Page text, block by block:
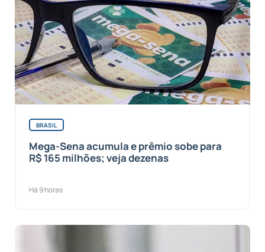
BRASIL
Mega-Sena acumula e prêmio sobe para
R$ 165 milhões; veja dezenas
Há 9 horas